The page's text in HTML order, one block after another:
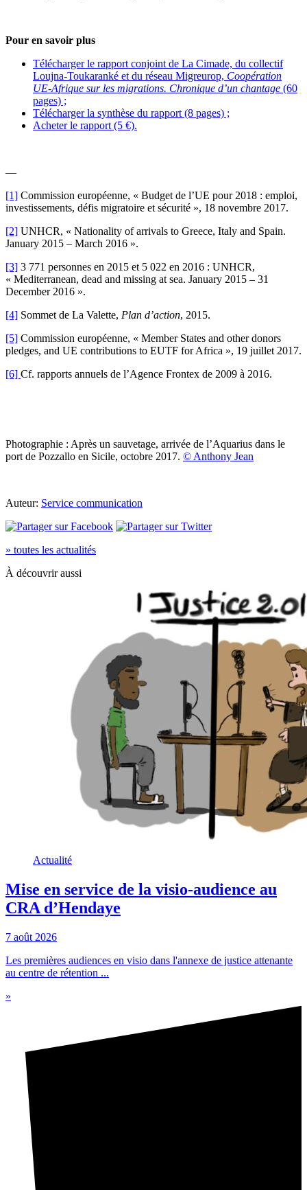
Pour en savoir plus
Télécharger le rapport conjoint de La Cimade, du collectif
Loujna-Toukaranké et du réseau Migreurop, Coopération
UE-Afrique sur les migrations. Chronique d’un chantage (60
pages) ;
Télécharger la synthèse du rapport (8 pages) ;
Acheter le rapport (5 €).
—
[1] Commission européenne, « Budget de l’UE pour 2018 : emploi,
investissements, défis migratoire et sécurité », 18 novembre 2017.
[2] UNHCR, « Nationality of arrivals to Greece, Italy and Spain.
January 2015 – March 2016 ».
[3] 3 771 personnes en 2015 et 5 022 en 2016 : UNHCR,
« Mediterranean, dead and missing at sea. January 2015 – 31
December 2016 ».
[4] Sommet de La Valette, Plan d’action, 2015.
[5] Commission européenne, « Member States and other donors
pledges, and UE contributions to EUTF for Africa », 19 juillet 2017.
[6] Cf. rapports annuels de l’Agence Frontex de 2009 à 2016.
Photographie : Après un sauvetage, arrivée de l’Aquarius dans le
port de Pozzallo en Sicile, octobre 2017. © Anthony Jean
Auteur: Service communication
» toutes les actualités
À découvrir aussi
Actualité
Mise en service de la visio-audience au
CRA d’Hendaye
7 août 2026
Les premières audiences en visio dans l'annexe de justice attenante
au centre de rétention ...
»